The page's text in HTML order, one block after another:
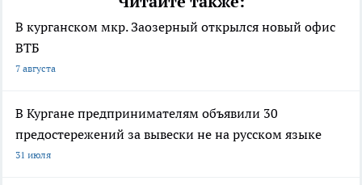
В курганском мкр. Заозерный открылся новый офис
ВТБ
7 августа
В Кургане предпринимателям объявили 30
предостережений за вывески не на русском языке
31 июля